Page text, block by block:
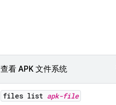
查看 APK 文件系统
files list apk-file